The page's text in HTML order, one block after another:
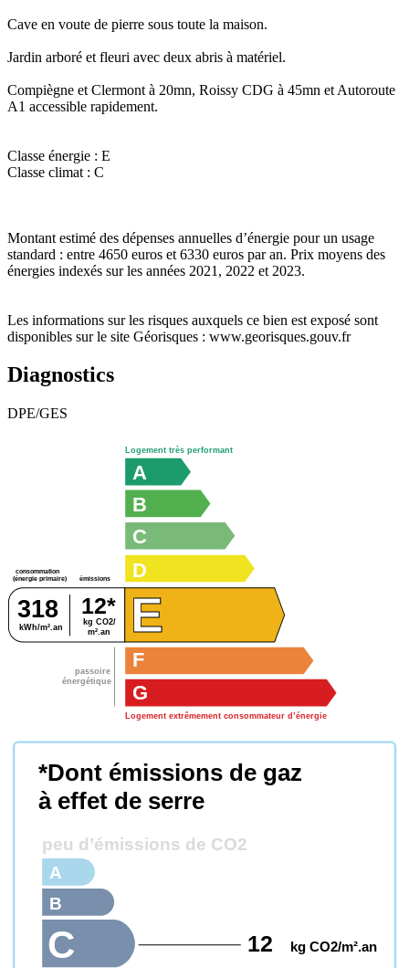
Cave en voute de pierre sous toute la maison.
Jardin arboré et fleuri avec deux abris à matériel.
Compiègne et Clermont à 20mn, Roissy CDG à 45mn et Autoroute
A1 accessible rapidement.
Classe énergie : E
Classe climat : C
Montant estimé des dépenses annuelles d’énergie pour un usage
standard : entre 4650 euros et 6330 euros par an. Prix moyens des
énergies indexés sur les années 2021, 2022 et 2023.
Les informations sur les risques auxquels ce bien est exposé sont
disponibles sur le site Géorisques : www.georisques.gouv.fr
Diagnostics
DPE/GES
passoire
énergétique
consommation
(énergie primaire)
émissions
kg CO2/
m².an
kWh/m².an
318 12*
G
Logement extrêmement consommateur d’énergie
F
E
D
C
B
A
Logement très performant
*Dont émissions de gaz
à effet de serre
peu d’émissions de CO2
C 12 kg CO2/m².an
B
A